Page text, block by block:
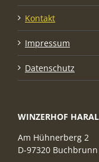
Kontakt
Impressum
Datenschutz
WINZERHOF
Am Hühnerberg 2
D-97320 Buchbrunn